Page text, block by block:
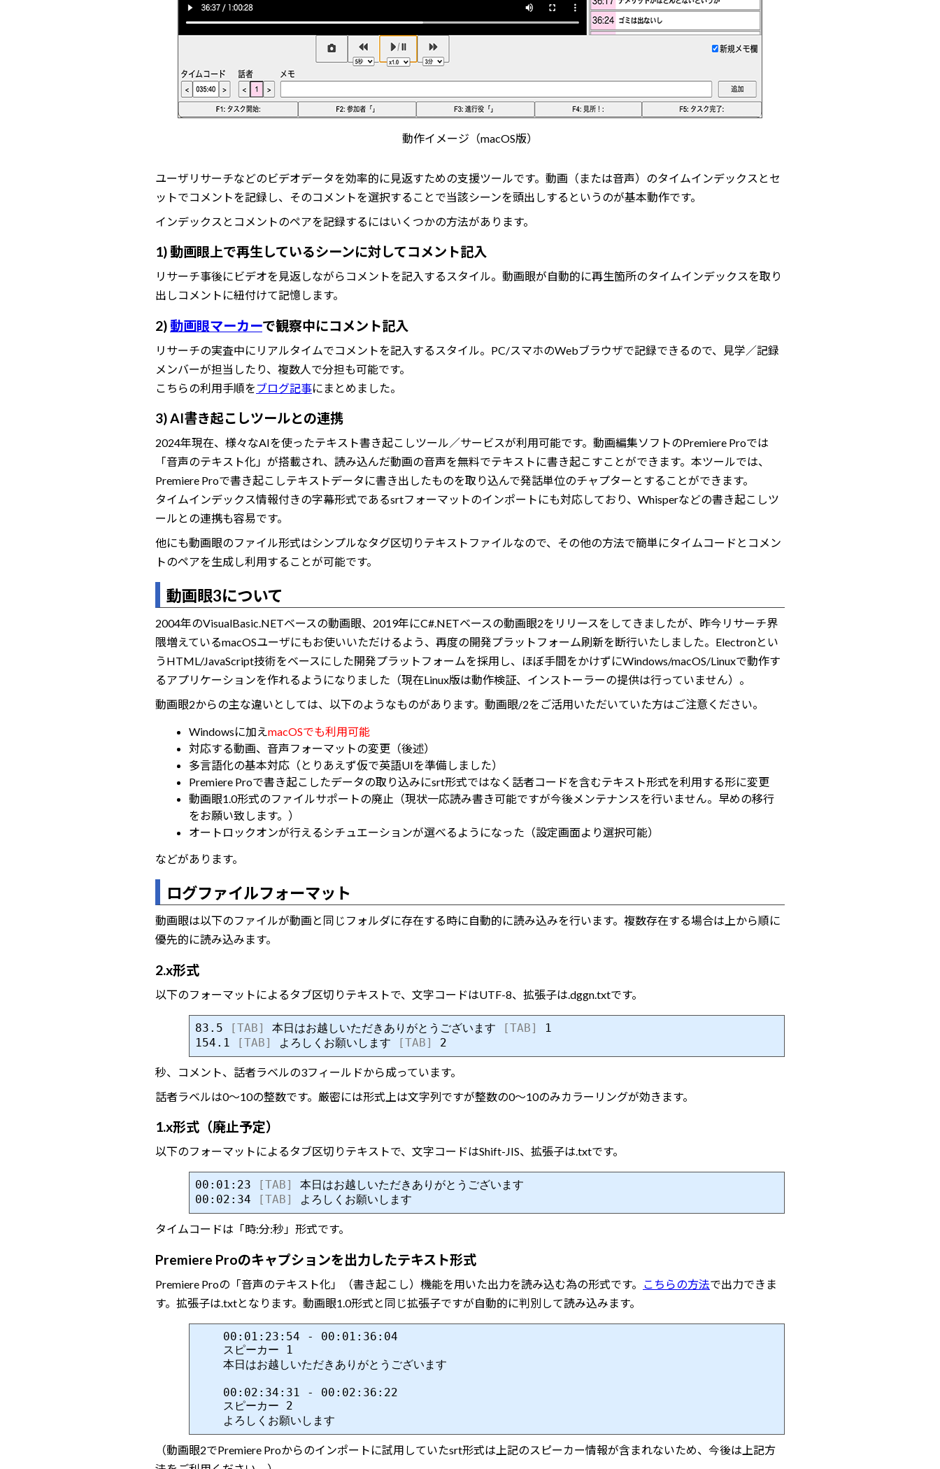
動作イメージ（macOS版）
ユーザリサーチなどのビデオデータを効率的に見返すための支援ツールです。動画（または音声）のタイムインデックスとセ
ットでコメントを記録し、そのコメントを選択することで当該シーンを頭出しするというのが基本動作です。
インデックスとコメントのペアを記録するにはいくつかの方法があります。
1) 動画眼上で再生しているシーンに対してコメント記入
リサーチ事後にビデオを見返しながらコメントを記入するスタイル。動画眼が自動的に再生箇所のタイムインデックスを取り
出しコメントに紐付けて記憶します。
2) 動画眼マーカーで観察中にコメント記入
リサーチの実査中にリアルタイムでコメントを記入するスタイル。PC/スマホのWebブラウザで記録できるので、見学／記録
メンバーが担当したり、複数人で分担も可能です。
こちらの利用手順を ブログ記事にまとめました。
3) AI書き起こしツールとの連携
2024年現在、様々なAIを使ったテキスト書き起こしツール／サービスが利用可能です。動画編集ソフトのPremiere Proでは
「音声のテキスト化」が搭載され、読み込んだ動画の音声を無料でテキストに書き起こすことができます。本ツールでは、
Premiere Proで書き起こしテキストデータに書き出したものを取り込んで発話単位のチャプターとすることができます。
タイムインデックス情報付きの字幕形式であるsrtフォーマットのインポートにも対応しており、Whisperなどの書き起こしツ
ールとの連携も容易です。
他にも動画眼のファイル形式はシンプルなタグ区切りテキストファイルなので、その他の方法で簡単にタイムコードとコメン
トのペアを生成し利用することが可能です。
動画眼3について
2004年のVisualBasic.NETベースの動画眼、2019年にC#.NETベースの動画眼2をリリースをしてきましたが、昨今リサーチ界
隈増えているmacOSユーザにもお使いいただけるよう、再度の開発プラットフォーム刷新を断行いたしました。Electronとい
うHTML/JavaScript技術をベースにした開発プラットフォームを採用し、ほぼ手間をかけずにWindows/macOS/Linuxで動作す
るアプリケーションを作れるようになりました（現在Linux版は動作検証、インストーラーの提供は行っていません）。
動画眼2からの主な違いとしては、以下のようなものがあります。動画眼/2をご活用いただいていた方はご注意ください。
Windowsに加えmacOSでも利用可能
対応する動画、音声フォーマットの変更（後述）
多言語化の基本対応（とりあえず仮で英語UIを準備しました）
Premiere Proで書き起こしたデータの取り込みにsrt形式ではなく話者コードを含むテキスト形式を利用する形に変更
動画眼1.0形式のファイルサポートの廃止（現状一応読み書き可能ですが今後メンテナンスを行いません。早めの移行
をお願い致します。）
オートロックオンが行えるシチュエーションが選べるようになった（設定画面より選択可能）
などがあります。
ログファイルフォーマット
動画眼は以下のファイルが動画と同じフォルダに存在する時に自動的に読み込みを行います。複数存在する場合は上から順に
優先的に読み込みます。
2.x形式
以下のフォーマットによるタブ区切りテキストで、文字コードはUTF-8、拡張子は.dggn.txtです。
83.5 [TAB] 本日はお越しいただきありがとうございます [TAB]
1
154.1
[TAB] よろしくお願いします [TAB]
秒、コメント、話者ラベルの3フィールドから成っています。
話者ラベルは0～10の整数です。厳密には形式上は文字列ですが整数の0～10のみカラーリングが効きます。
1.x形式（廃止予定）
以下のフォーマットによるタブ区切りテキストで、文字コードはShift-JIS、拡張子は.txtです。
00:01:23 [TAB]
本日はお越しいただきありがとうございます
00:02:34
[TAB]
タイムコードは「時:分:秒」形式です。
Premiere Proのキャプションを出力したテキスト形式
Premiere Proの「音声のテキスト化」（書き起こし）機能を用いた出力を読み込む為の形式です。 こちらの方法で出力できま
す。拡張子は.txtとなります。動画眼1.0形式と同じ拡張子ですが自動的に判別して読み込みます。
（動画眼2でPremiere Proからのインポートに試用していたsrt形式は上記のスピーカー情報が含まれないため、今後は上記方